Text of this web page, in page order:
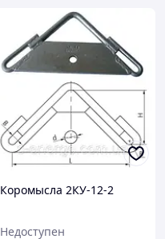
Коромысла 2КУ-12-2
Недоступен